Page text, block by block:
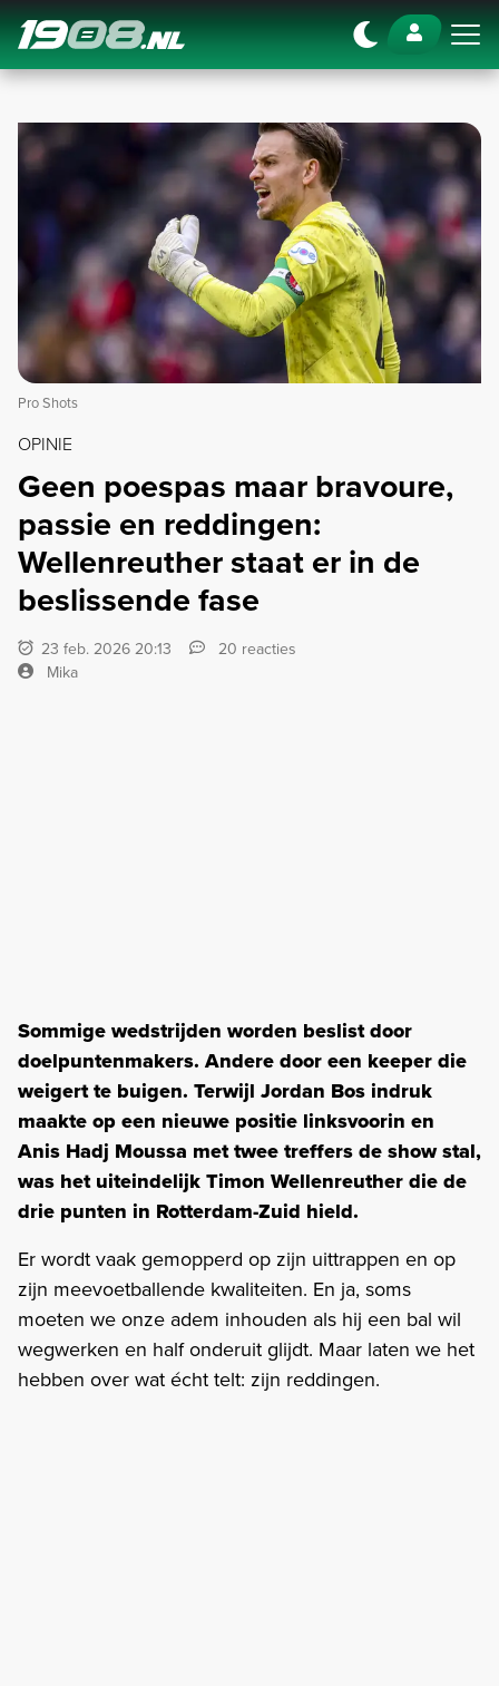
Navigation
Pro Shots
OPINIE
Geen poespas maar bravoure,
passie en reddingen:
Wellenreuther staat er in de
beslissende fase
23 feb. 2026 20:13
20 reacties
Mika
Sommige wedstrijden worden beslist door
doelpuntenmakers. Andere door een keeper die
weigert te buigen. Terwijl Jordan Bos indruk
maakte op een nieuwe positie linksvoorin en
Anis Hadj Moussa met twee treffers de show stal,
was het uiteindelijk Timon Wellenreuther die de
drie punten in Rotterdam-Zuid hield.
Er wordt vaak gemopperd op zijn uittrappen en op
zijn meevoetballende kwaliteiten. En ja, soms
moeten we onze adem inhouden als hij een bal wil
wegwerken en half onderuit glijdt. Maar laten we het
hebben over wat écht telt: zijn reddingen.